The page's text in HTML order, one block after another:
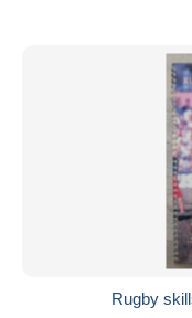
Rugby